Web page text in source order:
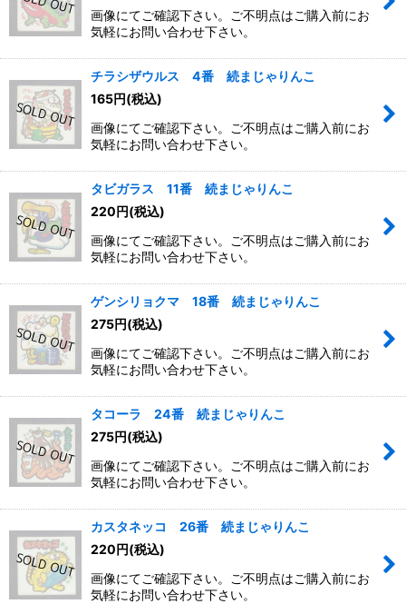
画像にてご確認下さい。ご不明点はご購入前にお
気軽にお問い合わせ下さい。
チラシザウルス 4番 続まじゃりんこ
165円(税込)
画像にてご確認下さい。ご不明点はご購入前にお
気軽にお問い合わせ下さい。
タビガラス 11番 続まじゃりんこ
220円(税込)
画像にてご確認下さい。ご不明点はご購入前にお
気軽にお問い合わせ下さい。
ゲンシリョクマ 18番 続まじゃりんこ
275円(税込)
画像にてご確認下さい。ご不明点はご購入前にお
気軽にお問い合わせ下さい。
タコーラ 24番 続まじゃりんこ
275円(税込)
画像にてご確認下さい。ご不明点はご購入前にお
気軽にお問い合わせ下さい。
カスタネッコ 26番 続まじゃりんこ
220円(税込)
画像にてご確認下さい。ご不明点はご購入前にお
気軽にお問い合わせ下さい。